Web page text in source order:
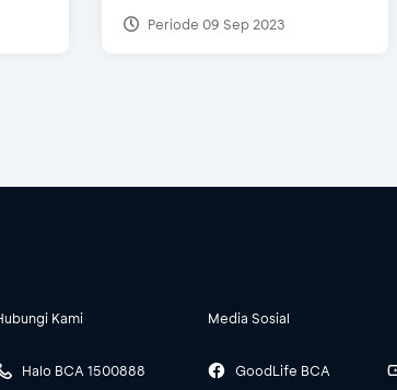
Periode 09 Sep 2023
Kami
Halo BCA 1500888
Media Sosial
GoodLife BCA